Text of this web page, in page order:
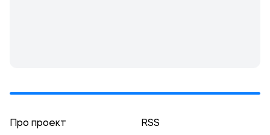
Про проект RSS